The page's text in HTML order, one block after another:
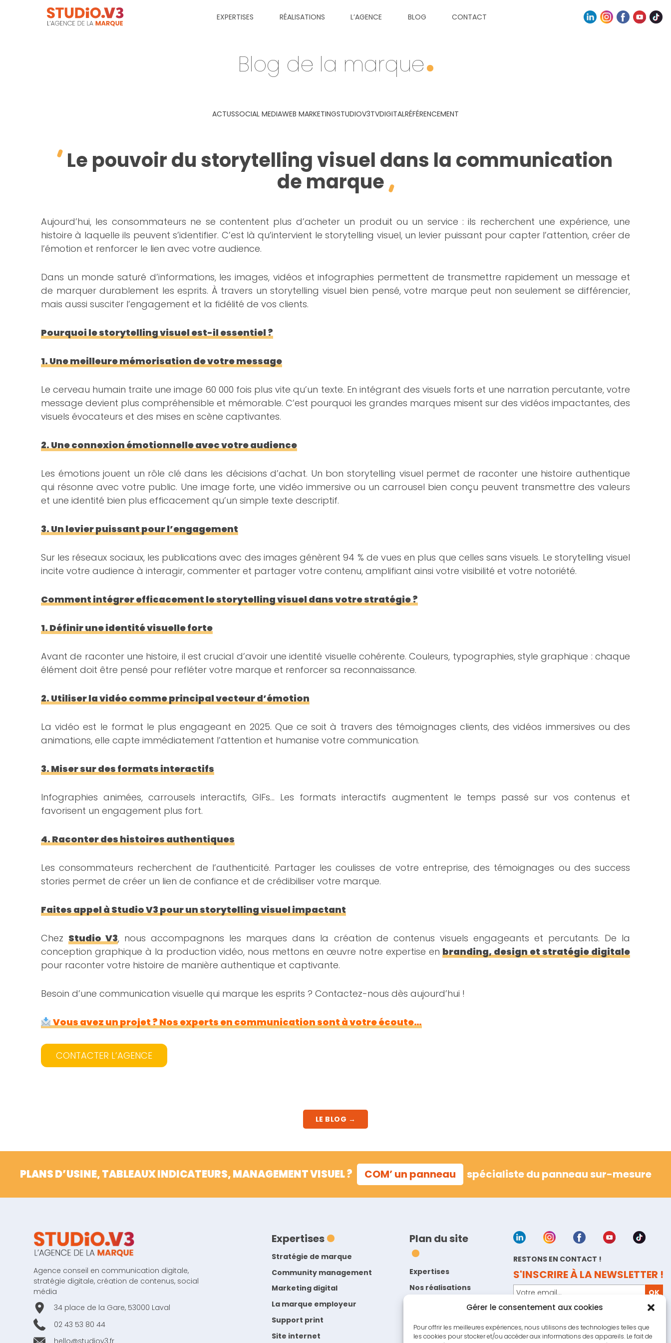
Gérer le consentement aux cookies
Pour offrir les meilleures expériences, nous utilisons des technologies telles que
les cookies pour stocker et/ou accéder aux informations des appareils. Le fait de
EXPERTISES RÉALISATIONS L’AGENCE BLOG CONTACT
Blog de la marque
ACTUSSOCIAL MEDIAWEB MARKETINGSTUDIOV3TVDIGITALRÉFÉRENCEMENT
Le pouvoir du storytelling visuel dans la communication
de marque
Aujourd’hui, les consommateurs ne se contentent plus d’acheter un produit ou un service : ils recherchent une expérience, une
histoire à laquelle ils peuvent s’identifier. C’est là qu’intervient le storytelling visuel, un levier puissant pour capter l’attention, créer de
l’émotion et renforcer le lien avec votre audience.
Dans un monde saturé d’informations, les images, vidéos et infographies permettent de transmettre rapidement un message et
de marquer durablement les esprits. À travers un storytelling visuel bien pensé, votre marque peut non seulement se différencier,
mais aussi susciter l’engagement et la fidélité de vos clients.
Pourquoi le storytelling visuel est-il essentiel ?
1. Une meilleure mémorisation de votre message
Le cerveau humain traite une image 60 000 fois plus vite qu’un texte. En intégrant des visuels forts et une narration percutante, votre
message devient plus compréhensible et mémorable. C’est pourquoi les grandes marques misent sur des vidéos impactantes, des
visuels évocateurs et des mises en scène captivantes.
2. Une connexion émotionnelle avec votre audience
Les émotions jouent un rôle clé dans les décisions d’achat. Un bon storytelling visuel permet de raconter une histoire authentique
qui résonne avec votre public. Une image forte, une vidéo immersive ou un carrousel bien conçu peuvent transmettre des valeurs
et une identité bien plus efficacement qu’un simple texte descriptif.
3. Un levier puissant pour l’engagement
Sur les réseaux sociaux, les publications avec des images génèrent 94 % de vues en plus que celles sans visuels. Le storytelling visuel
incite votre audience à interagir, commenter et partager votre contenu, amplifiant ainsi votre visibilité et votre notoriété.
Comment intégrer efficacement le storytelling visuel dans votre stratégie ?
1. Définir une identité visuelle forte
Avant de raconter une histoire, il est crucial d’avoir une identité visuelle cohérente. Couleurs, typographies, style graphique : chaque
élément doit être pensé pour refléter votre marque et renforcer sa reconnaissance.
2. Utiliser la vidéo comme principal vecteur d’émotion
La vidéo est le format le plus engageant en 2025. Que ce soit à travers des témoignages clients, des vidéos immersives ou des
animations, elle capte immédiatement l’attention et humanise votre communication.
3. Miser sur des formats interactifs
Infographies animées, carrousels interactifs, GIFs… Les formats interactifs augmentent le temps passé sur vos contenus et
favorisent un engagement plus fort.
4. Raconter des histoires authentiques
Les consommateurs recherchent de l’authenticité. Partager les coulisses de votre entreprise, des témoignages ou des success
stories permet de créer un lien de confiance et de crédibiliser votre marque.
Faites appel à Studio V3 pour un storytelling visuel impactant
ChezStudio V3, nous accompagnons les marques dans la création de contenus visuels engageants et percutants. De la
conception graphique à la production vidéo, nous mettons en œuvre notre expertise enbranding, design et stratégie digitale
pour raconter votre histoire de manière authentique et captivante.
Besoin d’une communication visuelle qui marque les esprits ? Contactez-nous dès aujourd’hui !
Vous avez un projet ? Nos experts en communication sont à votre écoute…
CONTACTER L’AGENCE
LE BLOG →
PLANS D’USINE, TABLEAUX INDICATEURS, MANAGEMENT VISUEL ? COM’ un panneau spécialiste du panneau sur-mesure
Agence conseil en communication digitale,
stratégie digitale, création de contenus, social
média
34 place de la Gare, 53000 Laval
02 43 53 80 44
Expertises
Stratégie de marque
Community management
Marketing digital
La marque employeur
Support print
Site internet
Plan du site
Expertises
Nos réalisations
Contact
RESTONS EN CONTACT !
S'INSCRIRE À LA NEWSLETTER !
COM’ un panneau, création de panneaux
d'affichage sur-mesure